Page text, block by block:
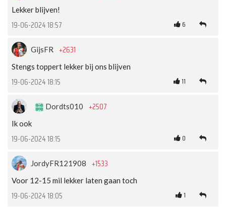
Lekker blijven!
19-06-2024 18:57 6
GijsFR +2631
Stengs toppert lekker bij ons blijven
19-06-2024 18:15 11
Dordts010 +2507
Ik ook
19-06-2024 18:15 0
JordyFR121908 +1533
Voor 12-15 mil lekker laten gaan toch
19-06-2024 18:05 1